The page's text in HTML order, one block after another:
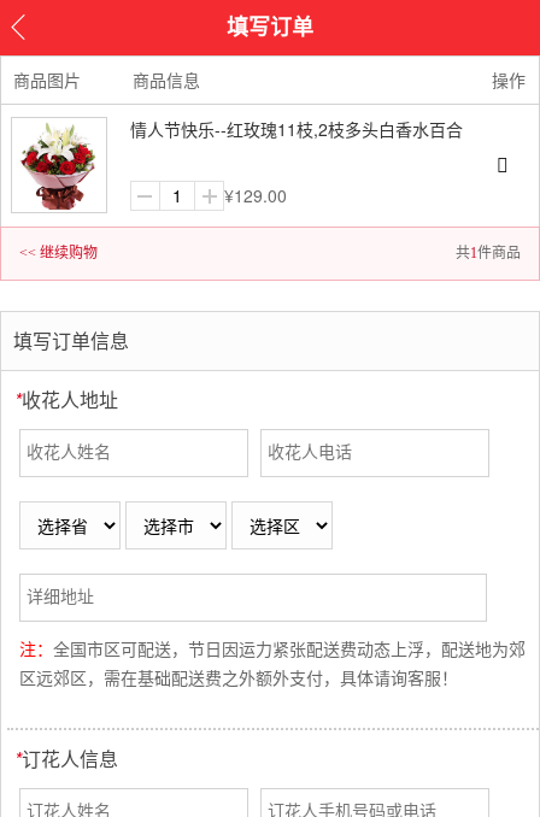
填写订单
商品图片 商品信息 操作
情人节快乐--红玫瑰11枝,2枝多头白香水百合
¥129.00
<< 继续购物 共1件商品
填写订单信息
*收花人地址
注： 全国市区可配送，节日因运力紧张配送费动态上浮，配送地为郊
区远郊区，需在基础配送费之外额外支付，具体请询客服！
*订花人信息